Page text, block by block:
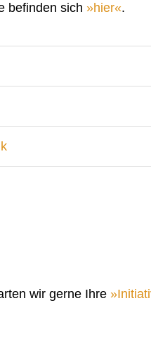
befinden sich hier .
wir gerne Ihre